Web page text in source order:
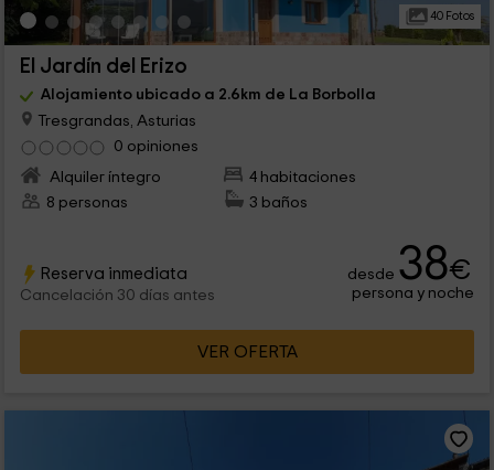
40 Fotos
El Jardín del Erizo
Alojamiento ubicado a 2.6km de La Borbolla
Tresgrandas, Asturias
0 opiniones
Alquiler íntegro
4 habitaciones
8 personas
3 baños
Reserva inmediata
Cancelación 30 días antes
desde 38€
persona y noche
VER OFERTA